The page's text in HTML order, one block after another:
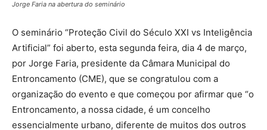
Jorge Faria na abertura do seminário
O seminário “Proteção Civil do Século XXI vs Inteligência
Artificial” foi aberto, esta segunda feira, dia 4 de março,
por Jorge Faria, presidente da Câmara Municipal do
Entroncamento (CME), que se congratulou com a
organização do evento e que começou por afirmar que “o
Entroncamento, a nossa cidade, é um concelho
essencialmente urbano, diferente de muitos dos outros